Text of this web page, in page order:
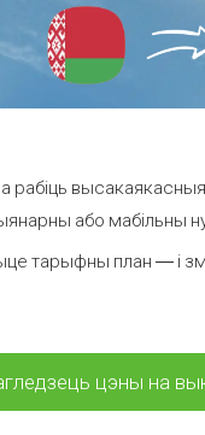
высакаякасныя
або мабільны
тарыфны план — і
цэны на